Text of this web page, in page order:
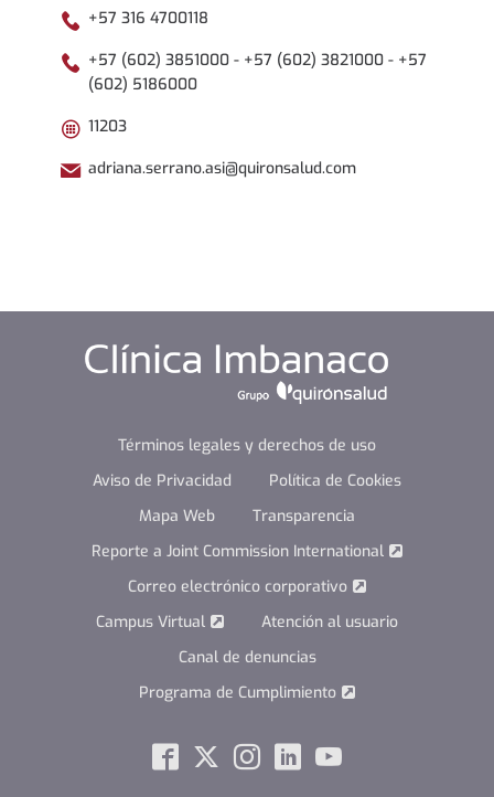
+57 316 4700118
+57 (602) 3851000 - +57 (602) 3821000 - +57
(602) 5186000
11203
adriana.serrano.asi@quironsalud.com
Términos legales y derechos de uso
Aviso de Privacidad
Política de Cookies
Mapa Web
Transparencia
Reporte a Joint Commission International
Correo electrónico corporativo
Campus Virtual
Atención al usuario
Canal de denuncias
Programa de Cumplimiento